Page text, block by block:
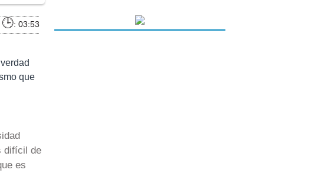
: 03:53
que
difícil de
es